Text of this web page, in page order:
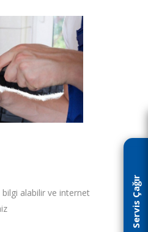
Servis Çağır
bilgi alabilir ve internet